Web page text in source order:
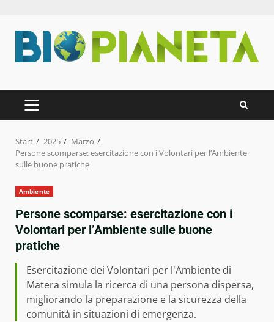
Inhalt
springen
PRIMÄRES
MENÜ
Start 2025
Marzo
Persone scomparse: esercitazione con i Volontari per l’Ambiente
sulle buone pratiche
Ambiente
Persone scomparse: esercitazione con i
Volontari per l’Ambiente sulle buone
pratiche
Esercitazione dei Volontari per l'Ambiente di
Matera simula la ricerca di una persona dispersa,
migliorando la preparazione e la sicurezza della
comunità in situazioni di emergenza.